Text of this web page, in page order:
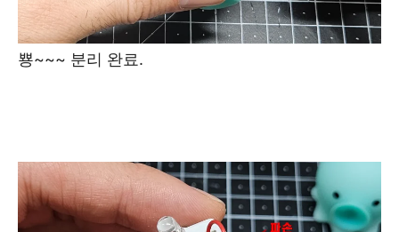
뿅~~~ 분리 완료.